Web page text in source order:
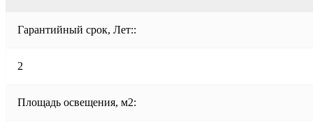
Гарантийный срок, Лет::
2
Площадь освещения, м2: